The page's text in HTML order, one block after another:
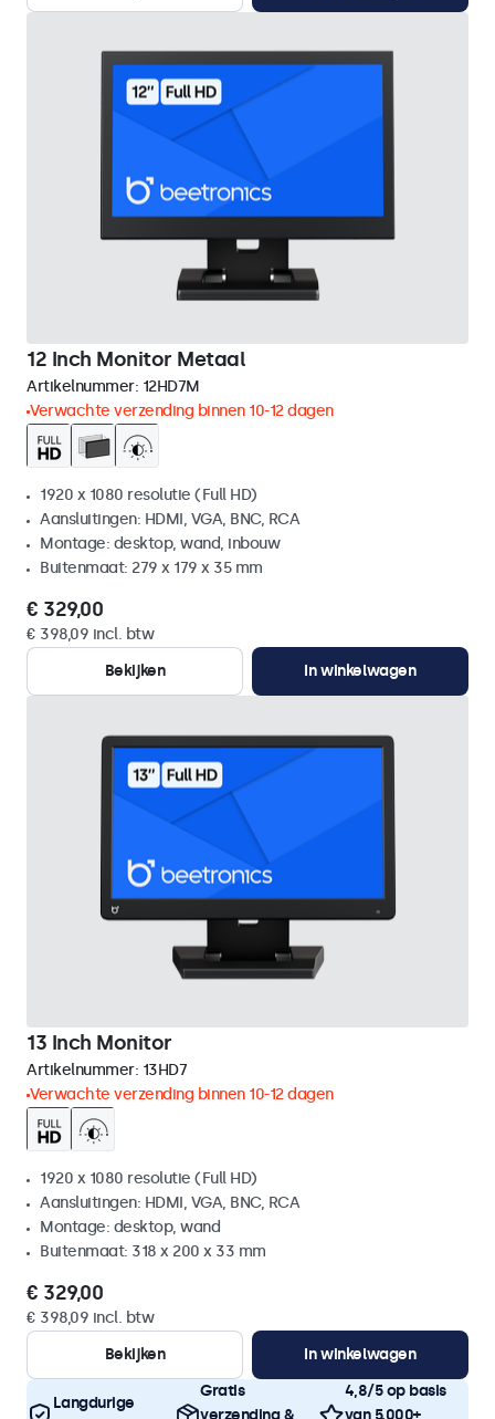
12 Inch Monitor Metaal
Artikelnummer: 12HD7M
Verwachte verzending binnen 10-12 dagen
1920 x 1080 resolutie (Full HD)
Aansluitingen: HDMI, VGA, BNC, RCA
Montage: desktop, wand, inbouw
Buitenmaat: 279 x 179 x 35 mm
€ 329,00
€ 398,09 incl. btw
Bekijken
In winkelwagen
13 Inch Monitor
Artikelnummer: 13HD7
Verwachte verzending binnen 10-12 dagen
1920 x 1080 resolutie (Full HD)
Aansluitingen: HDMI, VGA, BNC, RCA
Montage: desktop, wand
Buitenmaat: 318 x 200 x 33 mm
€ 329,00
€ 398,09 incl. btw
Bekijken
In winkelwagen
Langdurige
Gratis
verzending &
4,8/5 op basis
van 5.000+